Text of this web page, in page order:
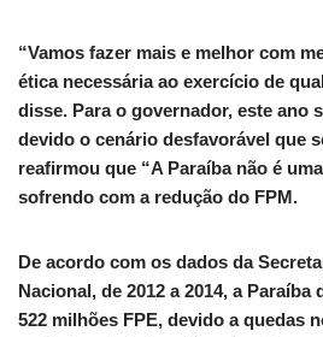
“Vamos fazer mais e melhor com
ética necessária ao exercício de
disse. Para o governador, este ano
devido o cenário desfavorável que
reafirmou que “A Paraíba não é
sofrendo com a redução do FPM.
De acordo com os dados da
Nacional, de 2012 a 2014, a Paraíba
522 milhões FPE, devido a quedas